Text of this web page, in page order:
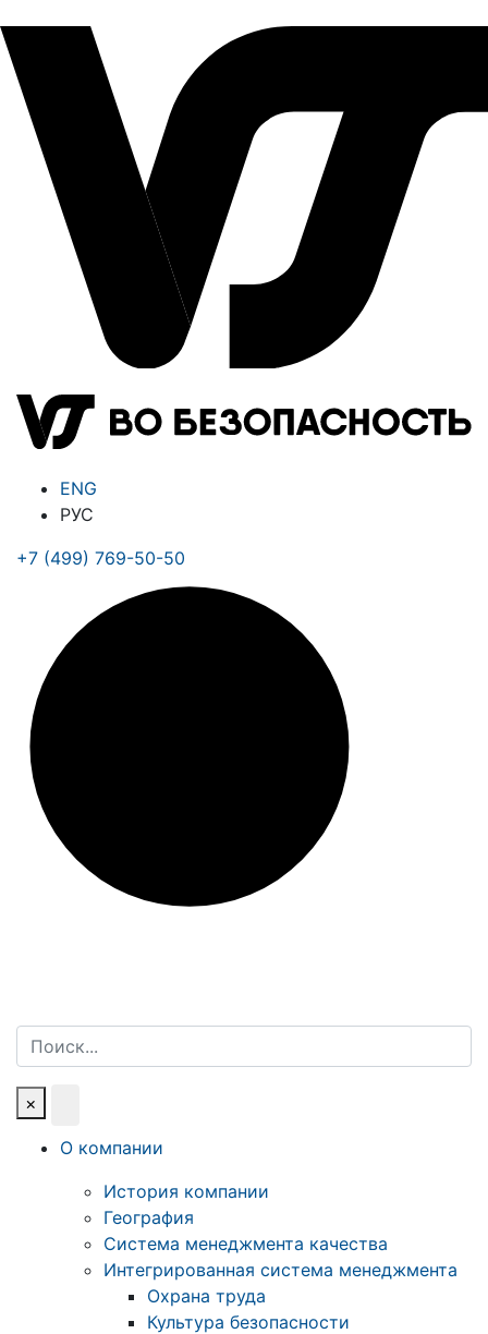
ENG
РУС
+7 (499) 769-50-50
Поиск
×
О компании
История компании
География
Система менеджмента качества
Интегрированная система менеджмента
Охрана труда
Культура безопасности